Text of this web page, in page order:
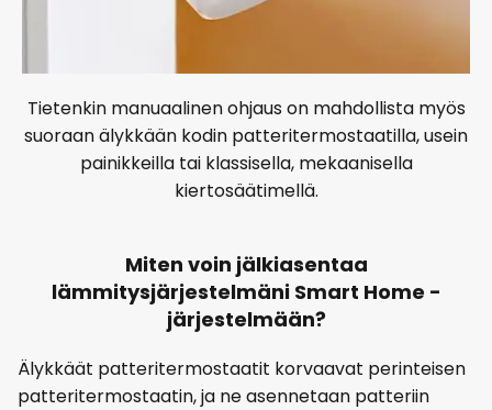
Tietenkin manuaalinen ohjaus on mahdollista myös
suoraan älykkään kodin patteritermostaatilla, usein
painikkeilla tai klassisella, mekaanisella
kiertosäätimellä.
Miten voin jälkiasentaa
lämmitysjärjestelmäni Smart Home -
järjestelmään?
Älykkäät patteritermostaatit korvaavat perinteisen
patteritermostaatin, ja ne asennetaan patteriin